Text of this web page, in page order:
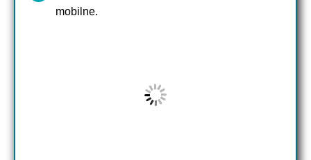
mobilne.